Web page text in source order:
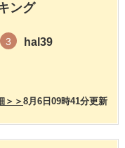
ング
3 hal39
8月6日09時41分更新
＞＞